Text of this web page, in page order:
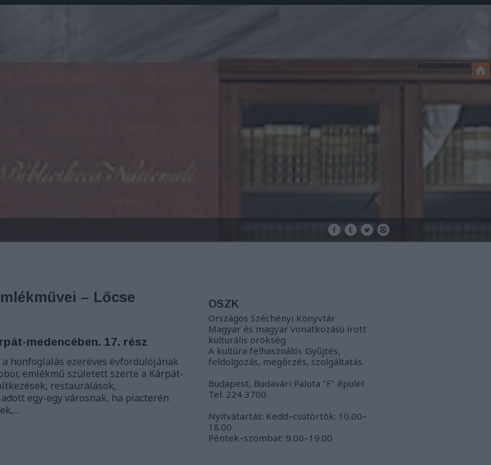
– Lőcse
medencében. 17. rész
honfoglalás ezeréves évfordulójának
emlékmű született szerte a Kárpát-
restaurálások,
egy-egy városnak, ha piacterén
OSZK
Országos Széchényi Könyvtár
Magyar és magyar vonatkozású írott
kulturális örökség
A kultúra felhasználói. Gyűjtés,
feldolgozás, megőrzés, szolgáltatás.
Budapest, Budavári Palota "F" épület
Tel: 224 3700
Nyitvatartás: Kedd–csütörtök: 10.00–
18.00
Péntek–szombat: 9.00–19.00